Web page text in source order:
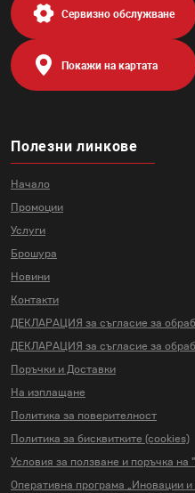
Полезни линкове
Начало
Промоции
Услуги
Брошура
Новини
Контакти
ДЕКЛАРАЦИЯ за съгласие за
ДЕКЛАРАЦИЯ за съгласие за
Поръчки и Доставки
На изплащане
Политика за поверителност
Политика за бисквитките (cookies)
Условия за ползване и поръчка на
Оперативна програма „Иновации и
Сервизно обслужване
Покажи на картата